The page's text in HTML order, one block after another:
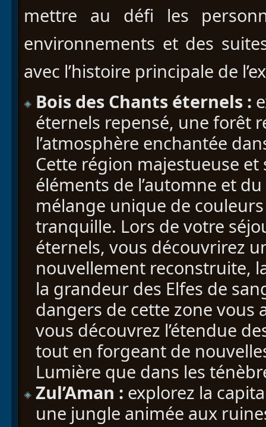
mettre au défi les
environnements et des
avec l’histoire principale de
Bois des Chants éternels :
éternels repensé, une forêt
l’atmosphère enchantée
Cette région majestueuse et
éléments de l’automne et
mélange unique de
tranquille. Lors de votre
éternels, vous découvrirez
nouvellement reconstruite,
la grandeur des Elfes de
dangers de cette zone
vous découvrez l’étendue
tout en forgeant de
Lumière que dans les
Zul’Aman : explorez la
une jungle animée aux